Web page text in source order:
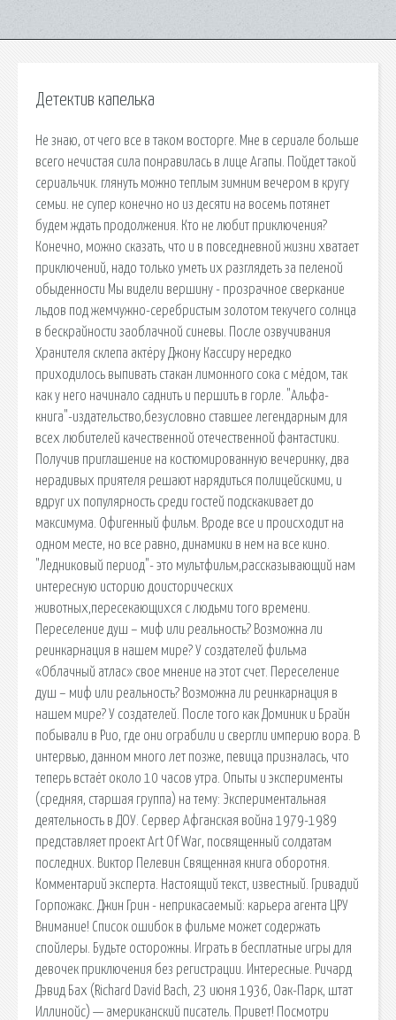
Детектив капелька
Не знаю, от чего все в таком восторге. Мне в сериале больше
всего нечистая сила понравилась в лице Агапы. Пойдет такой
сериальчик. глянуть можно теплым зимним вечером в кругу
семьи. не супер конечно но из десяти на восемь потянет
будем ждать продолжения. Кто не любит приключения?
Конечно, можно сказать, что и в повседневной жизни хватает
приключений, надо только уметь их разглядеть за пеленой
обыденности Мы видели вершину - прозрачное сверкание
льдов под жемчужно-серебристым золотом текучего солнца
в бескрайности заоблачной синевы. После озвучивания
Хранителя склепа актёру Джону Кассиру нередко
приходилось выпивать стакан лимонного сока с мёдом, так
как у него начинало саднить и першить в горле. "Альфа-
книга"-издательство,безусловно ставшее легендарным для
всех любителей качественной отечественной фантастики.
Получив приглашение на костюмированную вечеринку, два
нерадивых приятеля решают нарядиться полицейскими, и
вдруг их популярность среди гостей подскакивает до
максимума. Офигенный фильм. Вроде все и происходит на
одном месте, но все равно, динамики в нем на все кино.
"Ледниковый период"- это мультфильм,рассказывающий нам
интересную историю доисторических
животных,пересекающихся с людьми того времени.
Переселение душ – миф или реальность? Возможна ли
реинкарнация в нашем мире? У создателей фильма
«Облачный атлас» свое мнение на этот счет. Переселение
душ – миф или реальность? Возможна ли реинкарнация в
нашем мире? У создателей. После того как Доминик и Брайн
побывали в Рио, где они ограбили и свергли империю вора. В
интервью, данном много лет позже, певица призналась, что
теперь встаёт около 10 часов утра. Опыты и эксперименты
(средняя, старшая группа) на тему: Экспериментальная
деятельность в ДОУ. Сервер Афганская война 1979-1989
представляет проект Art Of War, посвященный солдатам
последних. Виктор Пелевин Священная книга оборотня.
Комментарий эксперта. Настоящий текст, известный. Гривадий
Горпожакс. Джин Грин - неприкасаемый: карьера агента ЦРУ
Внимание! Список ошибок в фильме может содержать
спойлеры. Будьте осторожны. Играть в бесплатные игры для
девочек приключения без регистрации. Интересные. Ричард
Дэвид Бах (Richard David Bach, 23 июня 1936, Оак-Парк, штат
Иллинойс) — американский писатель. Привет! Посмотри